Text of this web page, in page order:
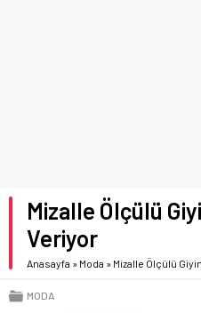
Mizalle Ölçülü
Veriyor
Anasayfa » Moda » Mizalle Ölçülü
MODA